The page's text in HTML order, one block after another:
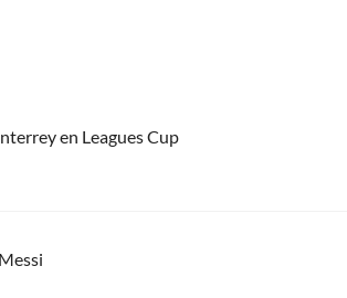
en Leagues Cup